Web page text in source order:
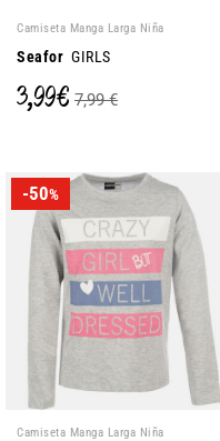
Camiseta Manga Larga Niña
Seafor GIRLS
3,99 € 7,99 €
-50%
Camiseta Manga Larga Niña